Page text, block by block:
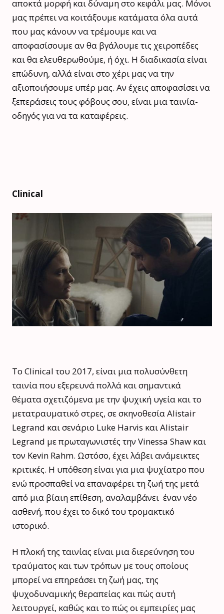
αποκτά μορφή και δύναμη στο κεφάλι μας. Μόνοι
μας πρέπει να κοιτάξουμε κατάματα όλα αυτά
που μας κάνουν να τρέμουμε και να
αποφασίσουμε αν θα βγάλουμε τις χειροπέδες
και θα ελευθερωθούμε, ή όχι. Η διαδικασία είναι
επώδυνη, αλλά είναι στο χέρι μας να την
αξιοποιήσουμε υπέρ μας. Αν έχεις αποφασίσει να
ξεπεράσεις τους φόβους σου, είναι μια ταινία-
οδηγός για να τα καταφέρεις.
Clinical
Το Clinical του 2017, είναι μια πολυσύνθετη
ταινία που εξερευνά πολλά και σημαντικά
θέματα σχετιζόμενα με την ψυχική υγεία και το
μετατραυματικό στρες, σε σκηνοθεσία Alistair
Legrand και σενάριο Luke Harvis και Alistair
Legrand με πρωταγωνιστές τηνVinessa Shaw και
τον Kevin Rahm. Ωστόσο, έχει λάβει ανάμεικτες
κριτικές. Η υπόθεση είναι για μια ψυχίατρο που
ενώ προσπαθεί να επαναφέρει τη ζωή της μετά
από μια βίαιη επίθεση, αναλαμβάνει έναν νέο
ασθενή, που έχει το δικό του τρομακτικό
ιστορικό.
Η πλοκή της ταινίας είναι μια διερεύνησητου
τραύματος και των τρόπων με τους οποίους
μπορεί να επηρεάσει τη ζωή μας, της
ψυχοδυναμικής θεραπείας και πώς αυτή
λειτουργεί, καθώς και το πώς οι εμπειρίες μας